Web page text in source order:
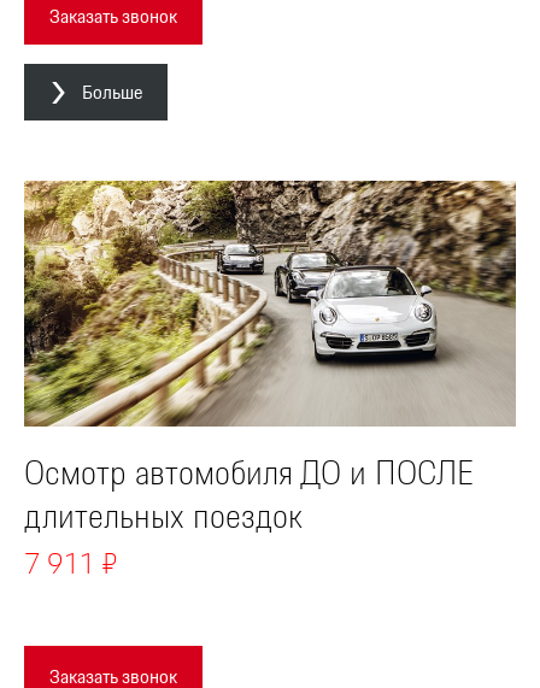
Заказать звонок
Больше
Осмотр автомобиля ДО и ПОСЛЕ
длительных поездок
7 911 ₽
Заказать звонок